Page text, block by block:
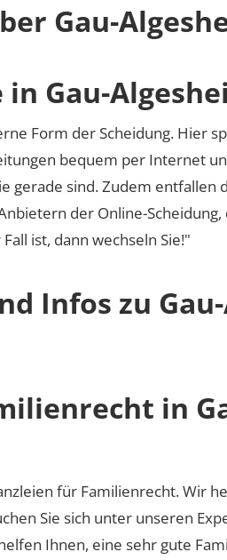
Gau-
Gau-
Form der Scheidung. Hier
bequem per Internet
gerade sind. Zudem
der Online-
ist, dann wechseln Sie!"
Infos zu
in
für Familienrecht. Wir
Sie sich unter unseren
Ihnen, eine sehr gute